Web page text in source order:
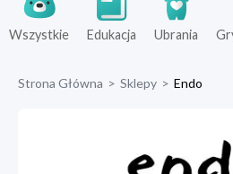
Sklepy
Wszystkie Edukacja Ubrania
Strona Główna > Sklepy > Endo